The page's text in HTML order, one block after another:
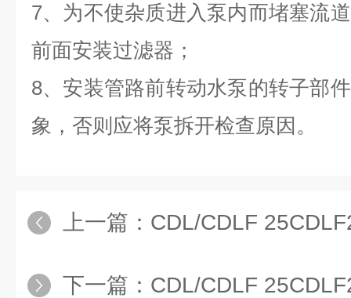
7、为不使杂质进入泵内而堵塞流
前面安装过滤器；
8、安装管路前转动水泵的转子部
象，否则应将泵拆开检查原因。
上一篇： CDL/CDLF 25CDLF2-
下一篇： CDL/CDLF 25CDLF2-